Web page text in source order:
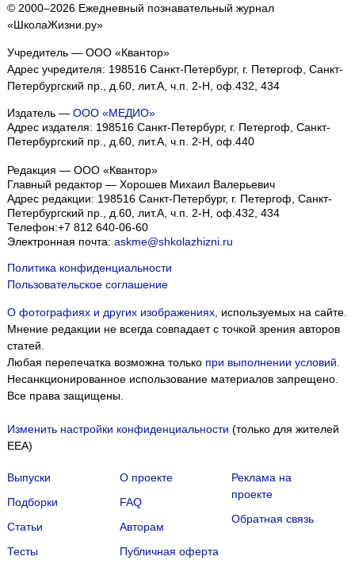
© 2000–2026 Ежедневный познавательный журнал
«ШколаЖизни.ру»
Учредитель — ООО «Квантор»
Адрес учредителя: 198516 Санкт-Петербург, г. Петергоф, Санкт-
Петербургский пр., д.60, лит.А, ч.п. 2-Н, оф.432, 434
Издатель — ООО «МЕДИО»
Адрес издателя: 198516 Санкт-Петербург, г. Петергоф, Санкт-
Петербургский пр., д.60, лит.А, ч.п. 2-Н, оф.440
Редакция — ООО «Квантор»
Главный редактор — Хорошев Михаил Валерьевич
Адрес редакции: 198516 Санкт-Петербург, г. Петергоф, Санкт-
Петербургский пр., д.60, лит.А, ч.п. 2-Н, оф.432, 434
Телефон:+7 812 640-06-60
Электронная почта: askme@shkolazhizni.ru
Политика конфиденциальности
Пользовательское соглашение
О фотографиях и других изображениях, используемых на сайте.
Мнение редакции не всегда совпадает с точкой зрения авторов
статей.
Любая перепечатка возможна только при выполнении условий.
Несанкционированное использование материалов запрещено.
Все права защищены.
Изменить настройки конфиденциальности (только для жителей
EEA)
Выпуски
Подборки
Статьи
Тесты
О проекте
FAQ
Авторам
Публичная оферта
Реклама на
проекте
Обратная связь